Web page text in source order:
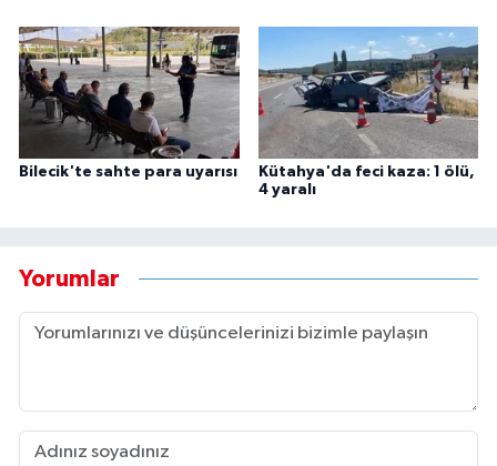
Bilecik'te sahte para uyarısı
Kütahya'da feci kaza: 1 ölü,
4 yaralı
Yorumlar